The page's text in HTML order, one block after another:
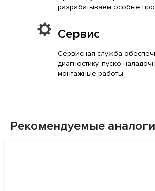
разрабатываем особые
Сервис
Сервисная служба
диагностику, пуско-
монтажные работы
Рекомендуемые аналоги